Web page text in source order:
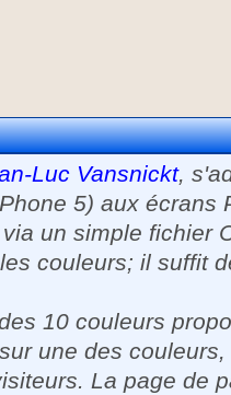
Luc Vansnickt,
5) aux écrans
un simple fichier
couleurs; il suffit
10 couleurs
une des
La page de